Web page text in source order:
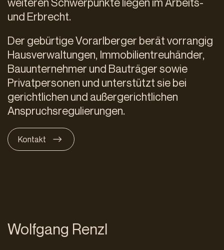
und Erbrecht.
Der gebürtige Vorarlberger berät vorrangig
Hausverwaltungen, Immobilientreuhänder,
Bauunternehmer und Bauträger sowie
Privatpersonen und unterstützt sie bei
gerichtlichen und außergerichtlichen
Anspruchsregulierungen.
Kontakt
Wolfgang Renzl